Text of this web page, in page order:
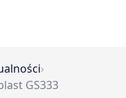
›
GS333